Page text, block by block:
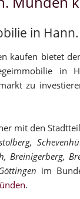
in
kaufen bietet
in
zu
mit den
Breinigerberg,
im
.